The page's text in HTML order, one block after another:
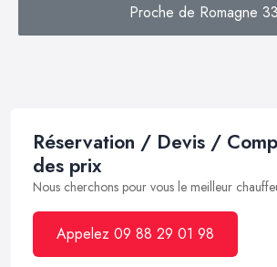
Proche de Romagne 33
Réservation / Devis /
des prix
Nous cherchons pour vous le meilleur
Appelez 09 88 29 01 98